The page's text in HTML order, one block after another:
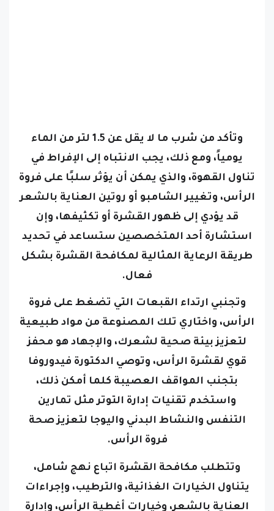
وتأكد من شرب ما لا يقل عن 1.5 لتر من الماء
يومياً، ومع ذلك، يجب الانتباه إلى الإفراط في
تناول القهوة، والذي يمكن أن يؤثر سلبًا على فروة
الرأس، وتغيير الشامبو أو روتين العناية بالشعر
قد يؤدي إلى ظهور القشرة أو تكثيفها، وإن
استشارة أحد المتخصصين ستساعد في تحديد
طريقة الرعاية المثالية لمكافحة القشرة بشكل
فعال.
وتجنبي ارتداء القبعات التي تضغط على فروة
الرأس، واختاري تلك المصنوعة من مواد طبيعية
لتعزيز بيئة صحية لشعرك، والإجهاد هو محفز
قوي لقشرة الرأس، وتوصي الدكتورة فيدوروفا
بتجنب المواقف العصيبة كلما أمكن ذلك،
واستخدم تقنيات إدارة التوتر مثل تمارين
التنفس والنشاط البدني واليوجا لتعزيز صحة
فروة الرأس.
وتتطلب مكافحة القشرة اتباع نهج شامل،
يتناول الخيارات الغذائية، والترطيب، وإجراءات
العناية بالشعر، وخيارات أغطية الرأس، وإدارة